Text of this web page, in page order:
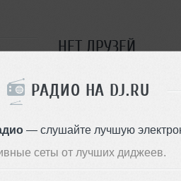
РАДИО НА DJ.RU
— слушайте лучшую
сеты от лучших диджеев.
НЕТ ДРУЗЕЙ